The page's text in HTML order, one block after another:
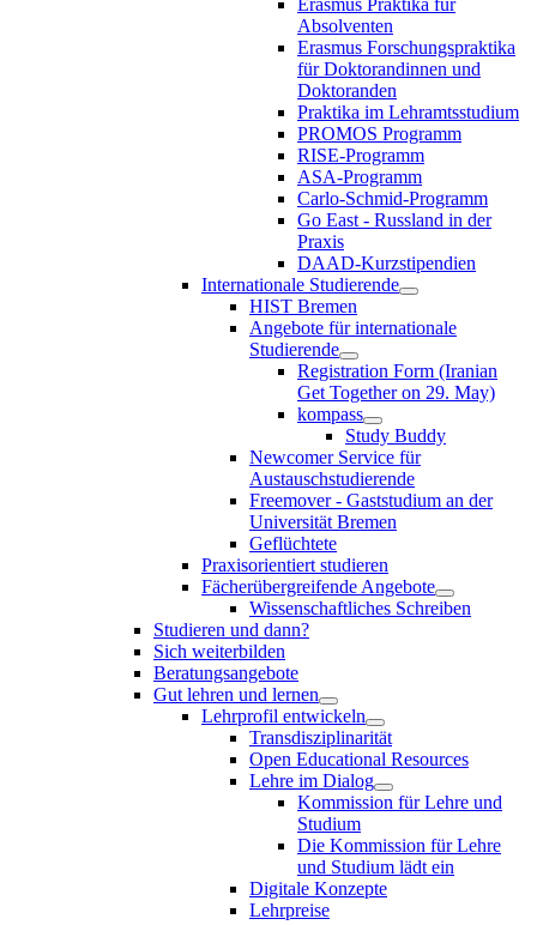
Absolventen
Erasmus Forschungspraktika
für Doktorandinnen und
Doktoranden
Praktika im Lehramtsstudium
PROMOS Programm
RISE-Programm
ASA-Programm
Carlo-Schmid-Programm
Go East - Russland in der
Praxis
DAAD-Kurzstipendien
Internationale Studierende
HIST Bremen
Angebote für internationale
Studierende
Registration Form (Iranian
Get Together on 29. May)
kompass
Study Buddy
Newcomer Service für
Austauschstudierende
Freemover - Gaststudium an der
Universität Bremen
Geflüchtete
Praxisorientiert studieren
Fächerübergreifende Angebote
Wissenschaftliches Schreiben
Studieren und dann?
Sich weiterbilden
Beratungsangebote
Gut lehren und lernen
Lehrprofil entwickeln
Transdisziplinarität
Open Educational Resources
Lehre im Dialog
Kommission für Lehre und
Studium
Die Kommission für Lehre
und Studium lädt ein
Digitale Konzepte
Lehrpreise